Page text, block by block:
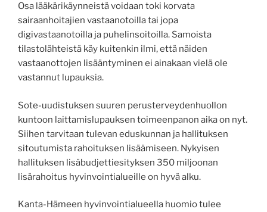
Osa lääkärikäynneistä voidaan toki korvata
sairaanhoitajien vastaanotoilla tai jopa
digivastaanotoilla ja puhelinsoitoilla. Samoista
tilastolähteistä käy kuitenkin ilmi, että näiden
vastaanottojen lisääntyminen ei ainakaan vielä ole
vastannut lupauksia.
Sote-uudistuksen suuren perusterveydenhuollon
kuntoon laittamislupauksen toimeenpanon aika on nyt.
Siihen tarvitaan tulevan eduskunnan ja hallituksen
sitoutumista rahoituksen lisäämiseen. Nykyisen
hallituksen lisäbudjettiesityksen 350 miljoonan
lisärahoitus hyvinvointialueille on hyvä alku.
Kanta-Hämeen hyvinvointialueella huomio tulee